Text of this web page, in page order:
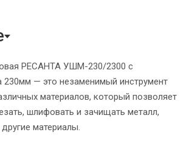
РЕСАНТА УШМ-230/2300 с
— это незаменимый инструмент
материалов, который позволяет
шлифовать и зачищать металл,
материалы.